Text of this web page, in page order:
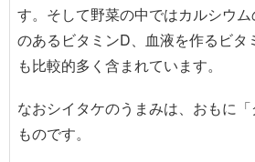
す。そして野菜の中ではカルシウ
のあるビタミンD、血液を作るビタ
も比較的多く含まれています。
なおシイタケのうまみは、おもに
ものです。